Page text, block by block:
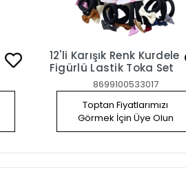
12'li Karışık Renk Kurdele
Figürlü Lastik Toka Set
8699100533017
Toptan Fiyatlarımızı
Görmek İçin Üye Olun